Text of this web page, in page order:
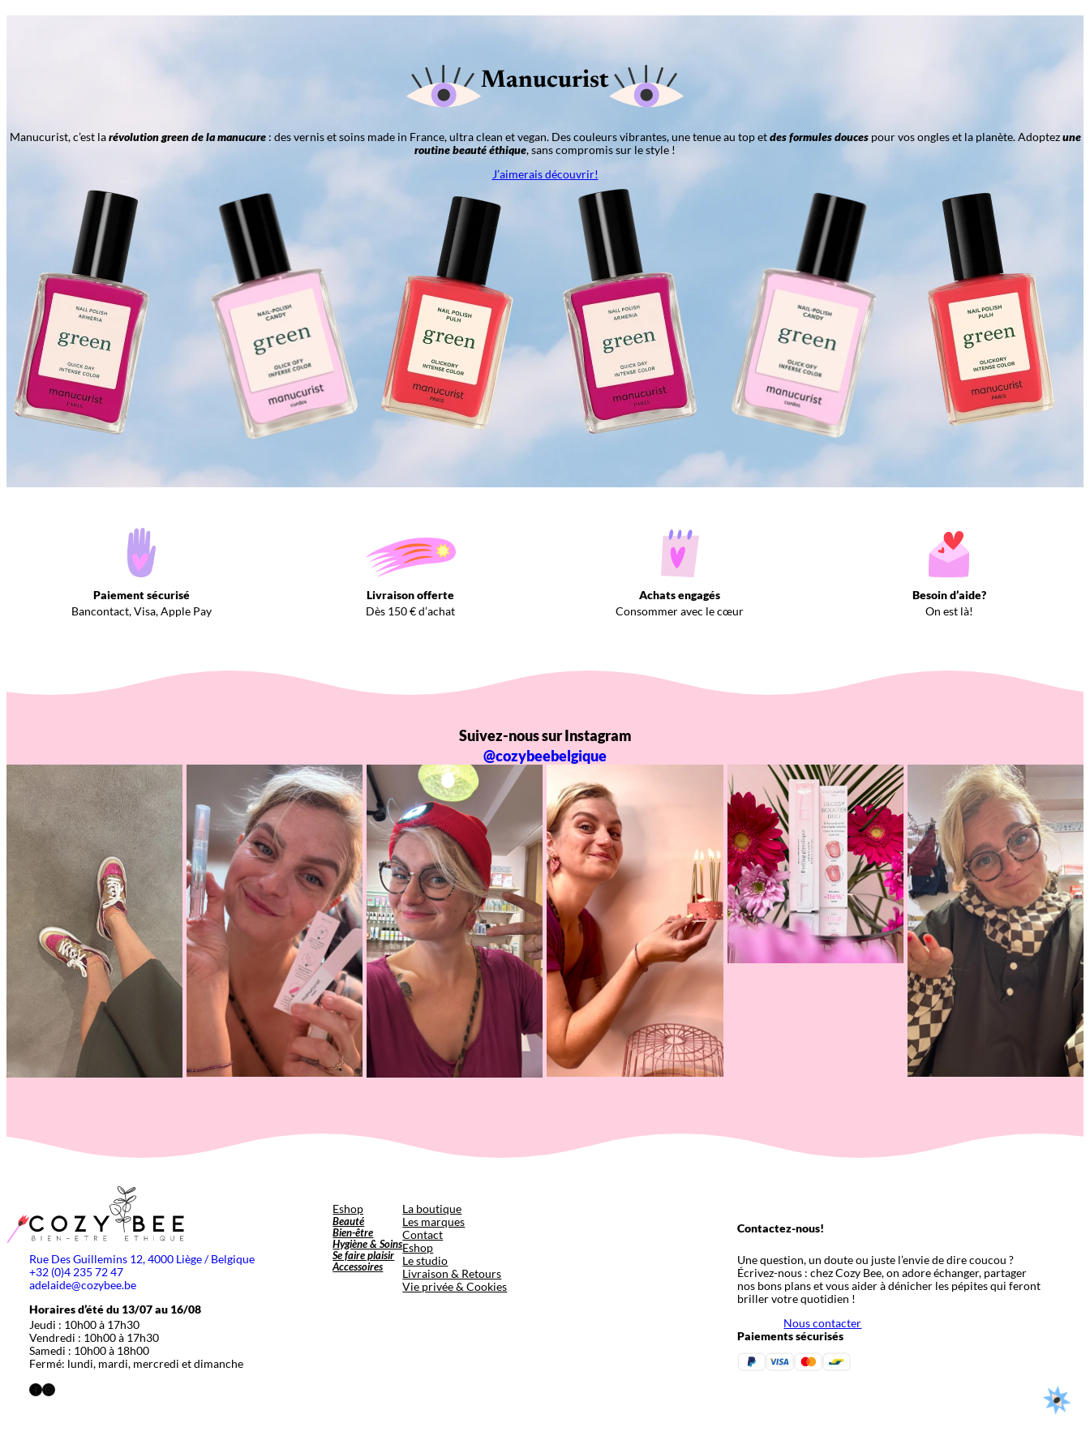
Manucurist
Manucurist, c’est larévolution green de la manucure: des vernis et soins made in France, ultra clean et vegan. Des couleurs vibrantes, une tenue au top etdes formules doucespour vos ongles et la planète. Adoptezune
routine beauté éthique, sans compromis sur le style !
J’aimerais découvrir!
Paiement sécurisé
Bancontact, Visa, Apple Pay
Livraison offerte
Dès 150 € d’achat
Achats engagés
Consommer avec le cœur
Besoin d’aide?
On est là!
Suivez-nous sur Instagram
@cozybeebelgique
Rue Des Guillemins 12, 4000 Liège / Belgique
+32 (0)4 235 72 47
adelaide@cozybee.be
Horaires d’été du 13/07 au 16/08
Jeudi : 10h00 à 17h30
Vendredi : 10h00 à 17h30
Samedi : 10h00 à 18h00
Fermé: lundi, mardi, mercredi et dimanche
Facebook
Instagram
Eshop
Beauté
Bien-être
Hygiène & Soins
Se faire plaisir
Accessoires
La boutique
Les marques
Contact
Eshop
Le studio
Livraison & Retours
Vie privée & Cookies
Contactez-nous!
Une question, un doute ou juste l’envie de dire coucou ?
Écrivez-nous : chez Cozy Bee, on adore échanger, partager
nos bons plans et vous aider à dénicher les pépites qui feront
briller votre quotidien !
Nous contacter
Paiements sécurisés